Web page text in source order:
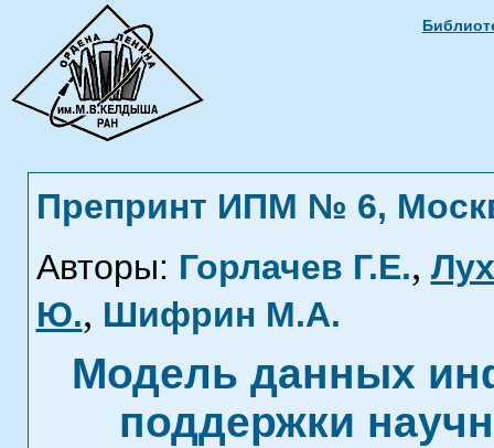
Препринт ИПМ № 6,
Авторы: Горлачев Г.Е.,
Ю., Шифрин М.А.
Модель данных
поддержки